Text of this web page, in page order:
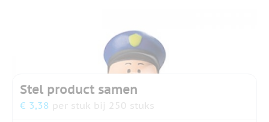
Stel product samen
€ 3,38 per stuk bij 250 stuks